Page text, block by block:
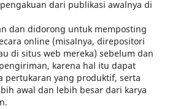
dari publikasi awalnya di
dan didorong untuk memposting
online (misalnya, direpositori
di situs web mereka) sebelum dan
karena hal itu dapat
pertukaran yang produktif, serta
awal dan lebih besar dari karya